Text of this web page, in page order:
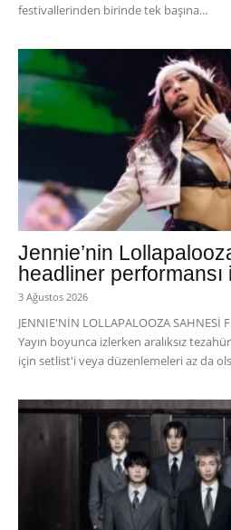
festivallerinden birinde tek başına...
Jennie’nin
headliner performansı
3 Ağustos 2026
JENNIE'NİN LOLLAPALOOZA SAHNESİ
Yayın boyunca izlerken aralıksız
için setlist'i veya düzenlemeleri az da